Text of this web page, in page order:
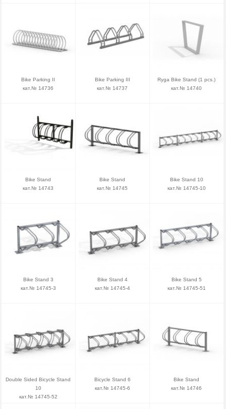
Bike Parking II
кат.№ 14736
Bike Parking III
кат.№ 14737
Ryga Bike Stand (1 pcs.)
кат.№ 14740
Bike Stand
кат.№ 14743
Bike Stand
кат.№ 14745
Bike Stand 10
кат.№ 14745-10
Bike Stand 3
кат.№ 14745-3
Bike Stand 4
кат.№ 14745-4
Bike Stand 5
кат.№ 14745-51
Double Sided Bicycle Stand
10
кат.№ 14745-52
Bicycle Stand 6
кат.№ 14745-6
Bike Stand
кат.№ 14746